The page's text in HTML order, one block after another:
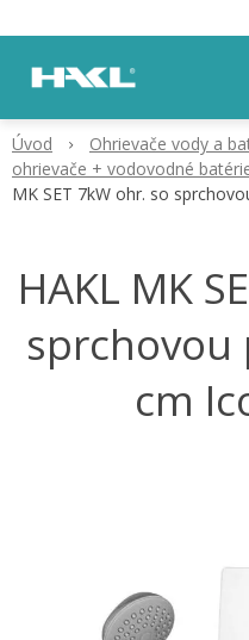
Úvod Ohrievače vody a
ohrievače + vodovodné
MK SET 7kW ohr. so
HAKL MK
sprchovou
cm